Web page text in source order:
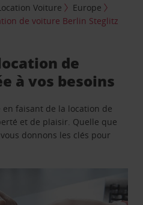
Voiture
Europe
de voiture Berlin Steglitz
de
à vos besoins
faisant de la location de
et de plaisir. Quelle que
donnons les clés pour